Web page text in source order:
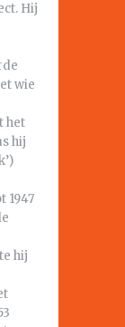
Hij
wie
het
hij
1947
hij